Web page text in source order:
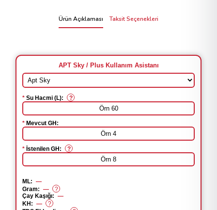
Ürün Açıklaması Taksit Seçenekleri
APT Sky / Plus Kullanım Asistanı
Su Hacmi (L): ?
Mevcut GH:
İstenilen GH: ?
ML: —
Gram: —
?
Çay Kaşığı: —
KH: —
?